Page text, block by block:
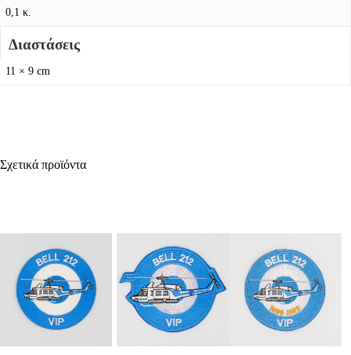
0,1 κ.
Διαστάσεις
11 × 9 cm
Σχετικά προϊόντα